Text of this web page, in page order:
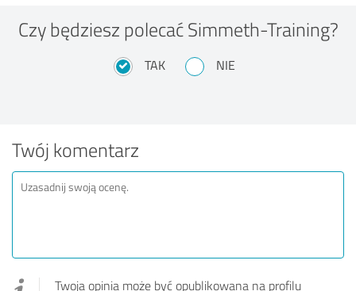
Czy będziesz polecać Simmeth-Training?
TAK NIE
Twój komentarz
Twoja opinia może być opublikowana na profilu